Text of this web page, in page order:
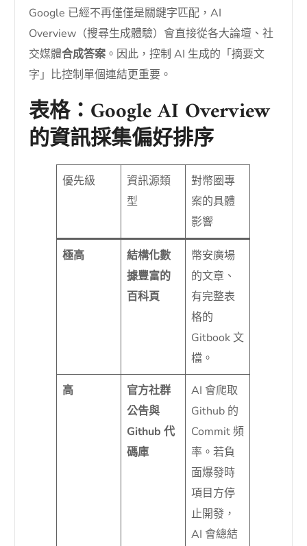
Google 已經不再僅僅是關鍵字匹配，AI
Overview（搜尋生成體驗）會直接從各大論壇、社
交媒體合成答案 。因此，控制 AI 生成的「摘要文
字」比控制單個連結更重要。
表格：Google AI Overview
的資訊採集偏好排序
優先級
資訊源類
型
對幣圈專
案的具體
影響
極高
結構化數
據豐富的
百科頁
幣安廣場
的文章、
有完整表
格的
Gitbook 文
檔。
高
官方社群
公告與
Github 代
碼庫
AI 會爬取
Github 的
Commit 頻
率。若負
面爆發時
項目方停
止開發，
AI 會總結